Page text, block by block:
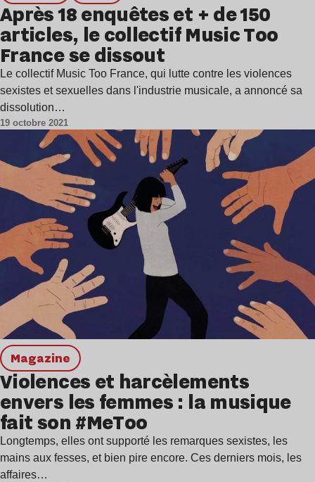
Après 18 enquêtes et + de 150
articles, le collectif Music Too
France se dissout
Le collectif Music Too France, qui lutte contre les violences
sexistes et sexuelles dans l'industrie musicale, a annoncé sa
dissolution…
19 octobre 2021
magazine
Violences et harcèlements
envers les femmes : la musique
fait son #MeToo
Longtemps, elles ont supporté les remarques sexistes, les
mains aux fesses, et bien pire encore. Ces derniers mois, les
affaires…